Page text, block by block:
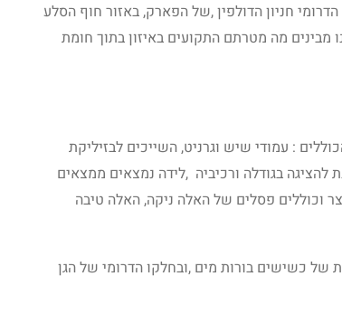
חניון הדולפין ,של הפארק, באזור חוף הסלע
מבינים מה מטרתם התקועים באיזון בתוך חומת
: עמודי שיש וגרניט, השייכים לבזיליקת
בגודלה ורכיביה ,לידה נמצאים ממצאים
וכוללים פסלים של האלה ניקה, האלה טיבה
כשישים בורות מים ,ובחלקו הדרומי של הגן